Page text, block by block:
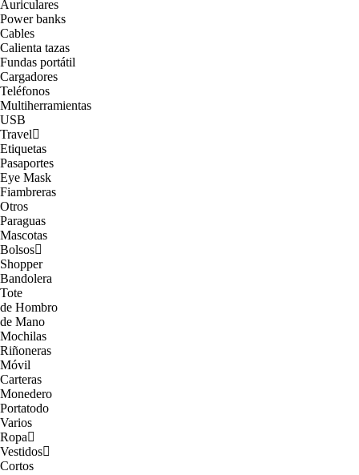
Auriculares
Power banks
Cables
Calienta tazas
Fundas portátil
Cargadores
Teléfonos
Multiherramientas
USB
Travel
Etiquetas
Pasaportes
Eye Mask
Fiambreras
Otros
Paraguas
Mascotas
Bolsos
Shopper
Bandolera
Tote
de Hombro
de Mano
Mochilas
Riñoneras
Móvil
Carteras
Monedero
Portatodo
Varios
Ropa
Vestidos
Cortos